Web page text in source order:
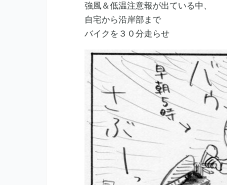
強風＆低温注意報が出ている中、
自宅から沿岸部まで
バイクを３０分走らせ